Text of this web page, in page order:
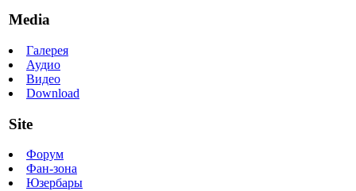
Media
Галерея
Аудио
Видео
Download
Site
Форум
Фан-зона
Юзербары